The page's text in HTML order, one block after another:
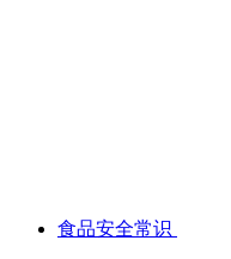
食品安全常识